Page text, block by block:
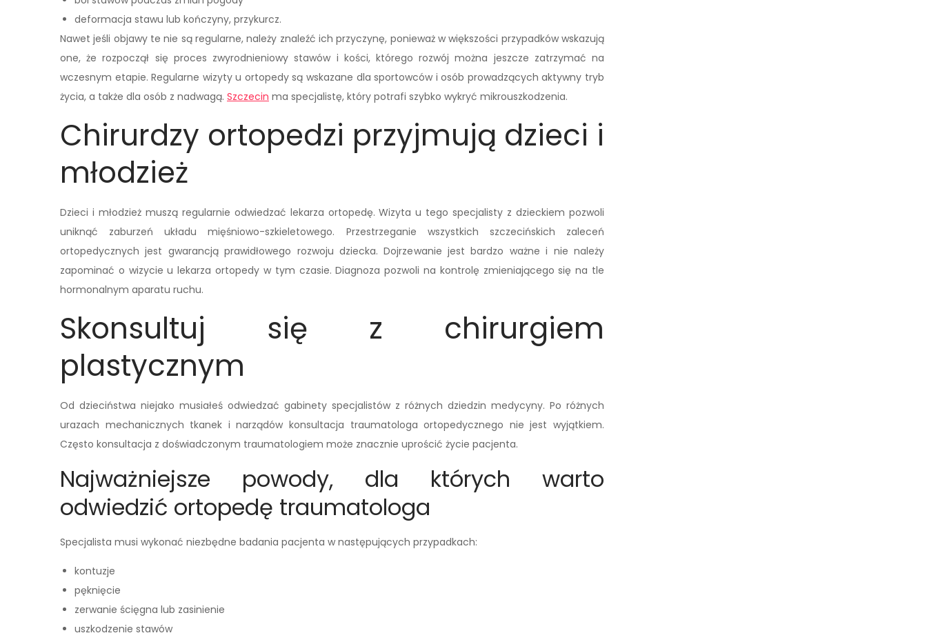
deformacja stawu lub kończyny, przykurcz.
Nawet jeśli objawy te nie są regularne, należy znaleźć ich przyczynę, ponieważ w większości przypadków wskazują
one, że rozpoczął się proces zwyrodnieniowy stawów i kości, którego rozwój można jeszcze zatrzymać na
wczesnym etapie. Regularne wizyty u ortopedy są wskazane dla sportowców i osób prowadzących aktywny tryb
życia, a także dla osób z nadwagą. Szczecin ma specjalistę, który potrafi szybko wykryć mikrouszkodzenia.
Chirurdzy ortopedzi przyjmują dzieci i
młodzież
Dzieci i młodzież muszą regularnie odwiedzać lekarza ortopedę. Wizyta u tego specjalisty z dzieckiem pozwoli
uniknąć zaburzeń układu mięśniowo-szkieletowego. Przestrzeganie wszystkich szczecińskich zaleceń
ortopedycznych jest gwarancją prawidłowego rozwoju dziecka. Dojrzewanie jest bardzo ważne i nie należy
zapominać o wizycie u lekarza ortopedy w tym czasie. Diagnoza pozwoli na kontrolę zmieniającego się na tle
hormonalnym aparatu ruchu.
Skonsultuj się z chirurgiem
plastycznym
Od dzieciństwa niejako musiałeś odwiedzać gabinety specjalistów z różnych dziedzin medycyny. Po różnych
urazach mechanicznych tkanek i narządów konsultacja traumatologa ortopedycznego nie jest wyjątkiem.
Często konsultacja z doświadczonym traumatologiem może znacznie uprościć życie pacjenta.
Najważniejsze powody, dla których warto
odwiedzić ortopedę traumatologa
Specjalista musi wykonać niezbędne badania pacjenta w następujących przypadkach:
kontuzje
pęknięcie
zerwanie ścięgna lub zasinienie
uszkodzenie stawów